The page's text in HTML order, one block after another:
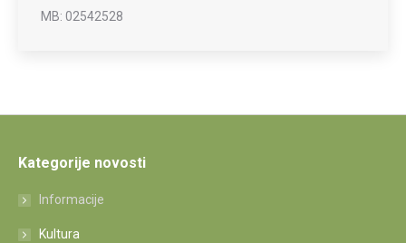
MB: 02542528
Kategorije novosti
Informacije
Kultura